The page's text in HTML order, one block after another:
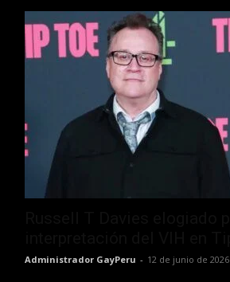
Administrador GayPeru - 12 de junio de 2026